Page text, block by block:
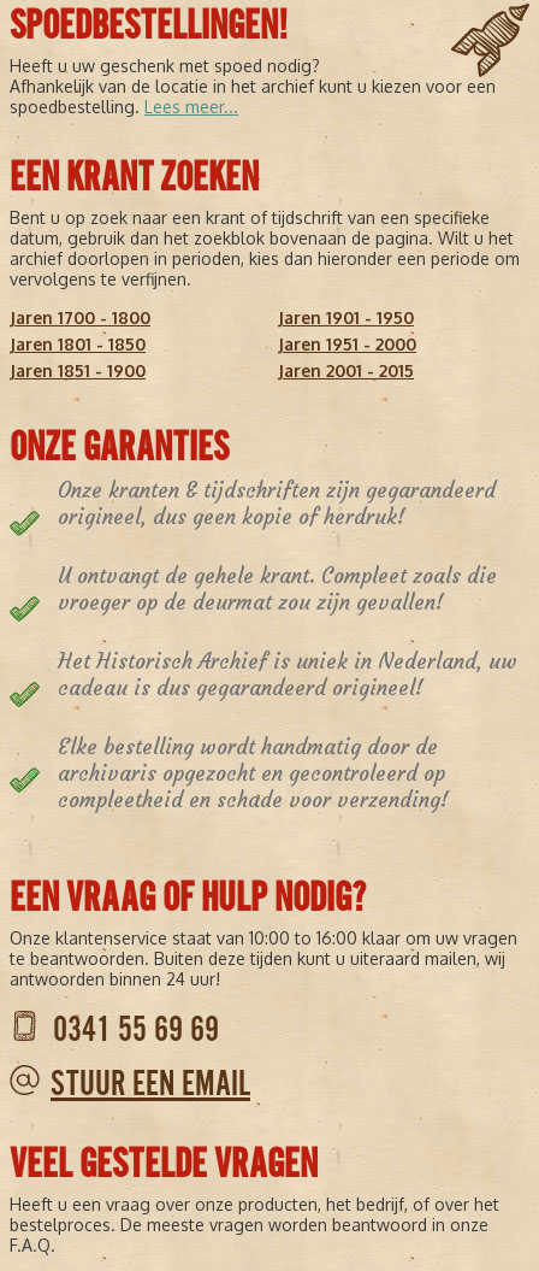
SPOEDBESTELLINGEN!
Heeft u uw geschenk met spoed nodig?
Afhankelijk van de locatie in het archief kunt u kiezen voor een
spoedbestelling. Lees meer...
EEN KRANT ZOEKEN
Bent u op zoek naar een krant of tijdschrift van een specifieke
datum, gebruik dan het zoekblok bovenaan de pagina. Wilt u het
archief doorlopen in perioden, kies dan hieronder een periode om
vervolgens te verfijnen.
Jaren 1700 - 1800
Jaren 1801 - 1850
Jaren 1851 - 1900
Jaren 1901 - 1950
Jaren 1951 - 2000
Jaren 2001 - 2015
ONZE GARANTIES
Onze kranten & tijdschriften zijn gegarandeerd
origineel, dus geen kopie of herdruk!
U ontvangt de gehele krant. Compleet zoals die
vroeger op de deurmat zou zijn gevallen!
Het Historisch Archief is uniek in Nederland, uw
cadeau is dus gegarandeerd origineel!
Elke bestelling wordt handmatig door de
archivaris opgezocht en gecontroleerd op
compleetheid en schade voor verzending!
EEN VRAAG OF HULP NODIG?
Onze klantenservice staat van 10:00 to 16:00 klaar om uw vragen
te beantwoorden. Buiten deze tijden kunt u uiteraard mailen, wij
antwoorden binnen 24 uur!
0341 55 69 69
STUUR EEN EMAIL
VEEL GESTELDE VRAGEN
Heeft u een vraag over onze producten, het bedrijf, of over het
bestelproces. De meeste vragen worden beantwoord in onze
F.A.Q.